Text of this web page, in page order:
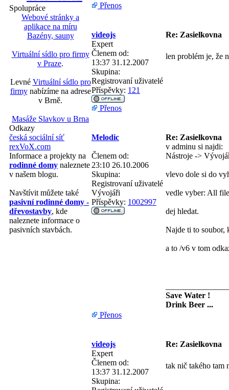
Spolupráce
Webové stránky a
aplikace na míru
Bazény, sauny
Virtuální sídlo pro firmy
v Praze.
Levné Virtuální sídlo pro
firmynabízíme na adrese
v Brně.
Masáže Slavkov u Brna
Odkazy
česká sociální síť
rexVoX.com
Informace a projekty na
rodinné domy naleznete
v našem blogu.
Navštívit můžete také
pasivní rodinné domy -
dřevostavby, kde
naleznete informace o
pasivních stavbách.
Přenos
videojs
Re: Zasielkovna
Expert
Členem od:
13:37 31.12.2007
Skupina:
Registrovaní uživatelé
Příspěvky: 121
len problém je, že
Přenos
Melodic Re: Zasielkovna
Členem od:
23:10 26.10.2006
Skupina:
Registrovaní uživatelé
Vývojáři
Příspěvky: 1002997
v adminu si najdi:
Nástroje ->
vlevo dole si do
vedle vyber: All
dej hledat.
Najde ti to soubor,
a to /v6 v tom
Save Water !
Drink Beer ...
Přenos
videojs
Re: Zasielkovna
Expert
Členem od:
13:37 31.12.2007
Skupina:
tak nič takého tam